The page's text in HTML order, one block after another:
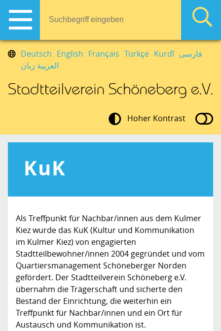
Deutsch English Français Türkçe Kurdî فارسی
العربية زبان
Hoher Kontrast
KuK
Als Treffpunkt für Nachbar/innen aus dem Kulmer
Kiez wurde das KuK (Kultur und Kommunikation
im Kulmer Kiez) von engagierten
Stadtteilbewohner/innen 2004 gegründet und vom
Quartiersmanagement Schöneberger Norden
gefördert. Der Stadtteilverein Schöneberg e.V.
übernahm die Trägerschaft und sicherte den
Bestand der Einrichtung, die weiterhin ein
Treffpunkt für Nachbar/innen und ein Ort für
Austausch und Kommunikation ist.